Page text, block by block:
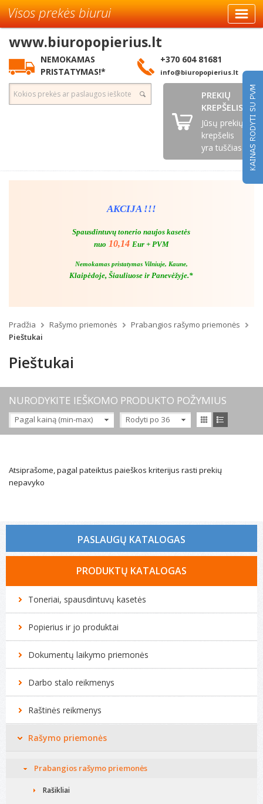
Visos prekės biurui
www.biuropopierius.lt
NEMOKAMAS
PRISTATYMAS!*
+370 604 81681
info@biuropopierius.lt
PREKIŲ
KREPŠELIS
Jūsų prekių
krepšelis
yra tuščias
AKCIJA !!!
Spausdintuvų tonerio naujos kasetės
nuo 10,14 Eur + PVM
Nemokamas pristatymas Vilniuje, Kaune,
Klaipėdoje, Šiauliuose ir Panevėžyje.*
Pradžia Rašymo priemonės
Prabangios rašymo priemonės
Pieštukai
Pieštukai
NURODYKITE IEŠKOMO PRODUKTO POŽYMIUS
Pagal kainą (min-max) Rodyti po 36
Atsiprašome, pagal pateiktus paieškos kriterijus rasti prekių
nepavyko
PASLAUGŲ KATALOGAS
Tonerio kasečių pildymas
Spausdintuvų remontas
Biuro technikos remontas
Kompiuterių remontas
PRODUKTŲ KATALOGAS
Toneriai, spausdintuvų kasetės
Popierius ir jo produktai
Dokumentų laikymo priemonės
Darbo stalo reikmenys
Raštinės reikmenys
Rašymo priemonės
Prabangios rašymo priemonės
Rašikliai